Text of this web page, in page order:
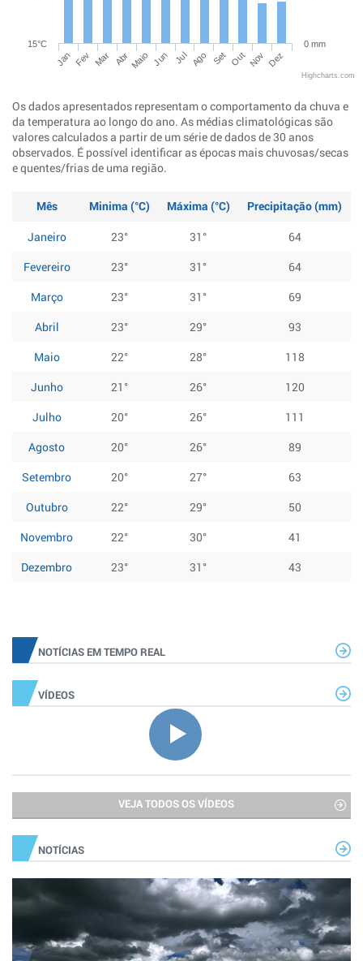
Jan Fev Mar Abr Maio Jun Jul Ago Set Out Nov Dez
15°C 0 mm
Highcharts.com
Os dados apresentados representam o comportamento da chuva e
da temperatura ao longo do ano. As médias climatológicas são
valores calculados a partir de um série de dados de 30 anos
observados. É possível identificar as épocas mais chuvosas/secas
e quentes/frias de uma região.
Mês Minima (°C) Máxima (°C)
Precipitação (mm)
Janeiro
23° 31°
64
Fevereiro
23° 31°
64
Março
23° 31°
69
Abril
23° 29°
93
Maio
22° 28°
118
Junho
21° 26°
120
Julho
20° 26°
111
Agosto
20° 26°
89
Setembro
20° 27°
63
Outubro
22° 29°
50
Novembro
22° 30°
41
Dezembro
23° 31° 43
NOTÍCIAS EM TEMPO REAL
VÍDEOS
VEJA TODOS OS VÍDEOS
NOTÍCIAS